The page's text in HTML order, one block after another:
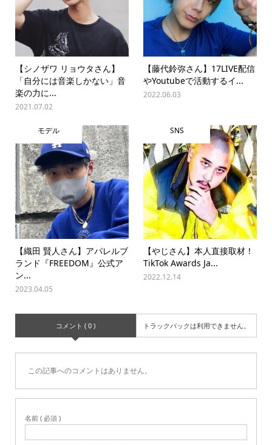
【シノザワ リョウタさん】
「自分には音楽しかない」音
楽の力に...
2021.07.02
【藤代鈴弥さん】17LIVE配信
やYoutubeで活動するイ...
2022.06.03
モデル
【織田 賢人さん】アパレルブ
ランド『FREEDOM』公式ア
ン...
2023.04.05
SNS
【やじさん】本人直接取材！
TikTok Awards Ja...
2022.12.14
コメント ( 0 ) トラックバックは利用できません。
この記事へのコメントはありません。
名前 ( 必須 )